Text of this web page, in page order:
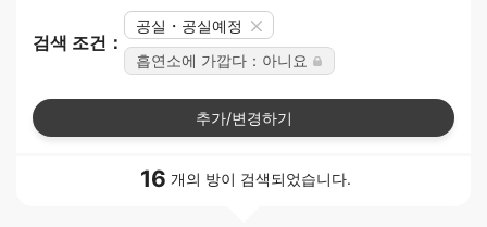
검색 조건：
공실・공실예정
흡연소에 가깝다：아니요
추가/변경하기
16 개의 방이 검색되었습니다.